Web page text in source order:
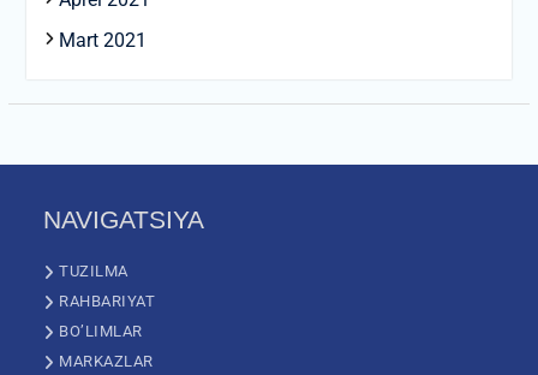
Mart 2021
NAVIGATSIYA
TUZILMA
RAHBARIYAT
BO’LIMLAR
MARKAZLAR